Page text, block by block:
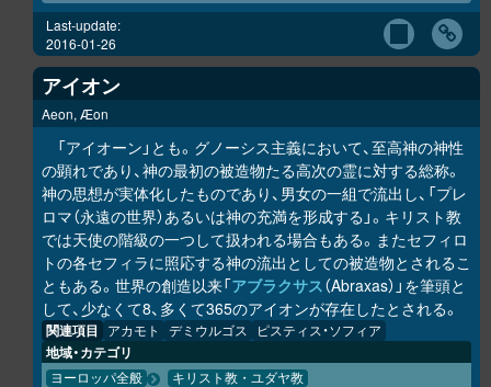
Last-update:
2016-01-26
アイオン
Aeon, Æon
「アイオーン」とも。グノーシス主義において、至高神の神性
の顕れであり、神の最初の被造物たる高次の霊に対する総称。
神の思想が実体化したものであり、男女の一組で流出し、「プレ
ロマ（永遠の世界）あるいは神の充満を形成する」。キリスト教
では天使の階級の一つして扱われる場合もある。またセフィロ
トの各セフィラに照応する神の流出としての被造物とされるこ
ともある。世界の創造以来「アブラクサス（Abraxas）」を筆頭と
して、少なくて8、多くて365のアイオンが存在したとされる。
関連項目 アカモト デミウルゴス ピスティス・ソフィア
地域・カテゴリ
ヨーロッパ全般 キリスト教・ユダヤ教